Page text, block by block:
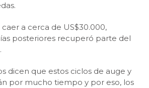
a cerca de US$30.000,
posteriores recuperó parte del
dicen que estos ciclos de auge y
por mucho tiempo y por eso, los